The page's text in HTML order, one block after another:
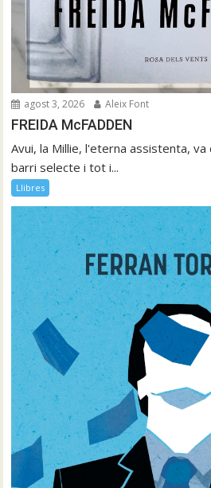
agost 3, 2026 Aleix Font
FREIDA McFADDEN
Avui, la Millie, l'eterna assistenta,
barri selecte i tot i...
Llibres